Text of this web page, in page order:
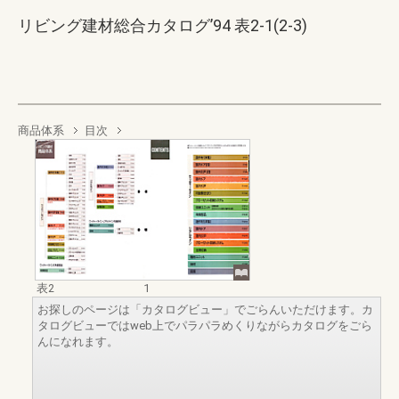
リビング建材総合カタログ’94 表2-1(2-3)
商品体系 目次
表2
1
お探しのページは「カタログビュー」でごらんいただけます。カ
タログビューではweb上でパラパラめくりながらカタログをごら
んになれます。